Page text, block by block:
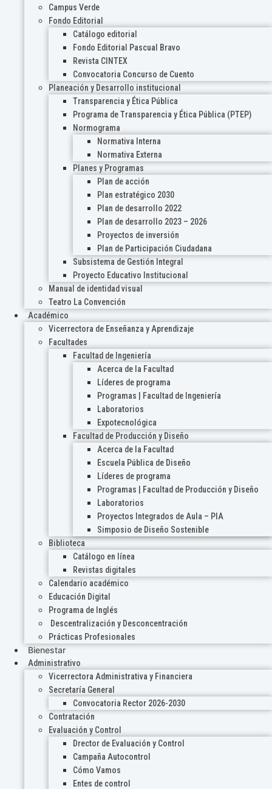
Campus Verde
Fondo Editorial
Catálogo editorial
Fondo Editorial Pascual Bravo
Revista CINTEX
Convocatoria Concurso de Cuento
Planeación y Desarrollo institucional
Transparencia y Ética Pública
Programa de Transparencia y Ética Pública (PTEP)
Normograma
Normativa Interna
Normativa Externa
Planes y Programas
Plan de acción
Plan estratégico 2030
Plan de desarrollo 2022
Plan de desarrollo 2023 – 2026
Proyectos de inversión
Plan de Participación Ciudadana
Subsistema de Gestión Integral
Proyecto Educativo Institucional
Manual de identidad visual
Teatro La Convención
Académico
Vicerrectora de Enseñanza y Aprendizaje
Facultades
Facultad de Ingeniería
Acerca de la Facultad
Líderes de programa
Programas | Facultad de Ingeniería
Laboratorios
Expotecnológica
Facultad de Producción y Diseño
Acerca de la Facultad
Escuela Pública de Diseño
Líderes de programa
Programas | Facultad de Producción y Diseño
Laboratorios
Proyectos Integrados de Aula – PIA
Simposio de Diseño Sostenible
Biblioteca
Catálogo en línea
Revistas digitales
Calendario académico
Educación Digital
Programa de Inglés
Descentralización y Desconcentración
Prácticas Profesionales
Bienestar
Administrativo
Vicerrectora Administrativa y Financiera
Secretaría General
Convocatoria Rector 2026-2030
Contratación
Evaluación y Control
Drector de Evaluación y Control
Campaña Autocontrol
Cómo Vamos
Entes de control